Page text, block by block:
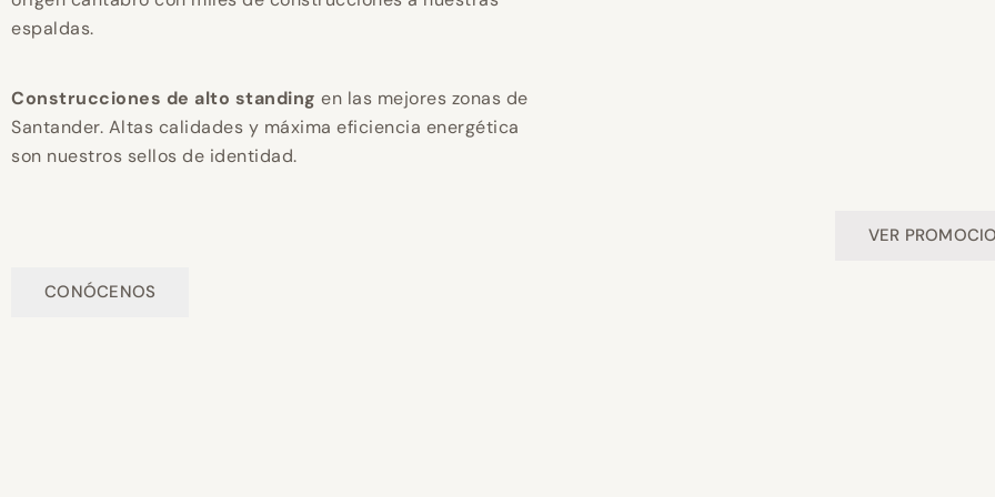
espaldas.
Construcciones de alto standing en las mejores zonas de
Santander. Altas calidades y máxima eficiencia energética
son nuestros sellos de identidad.
CONÓCENOS
VER